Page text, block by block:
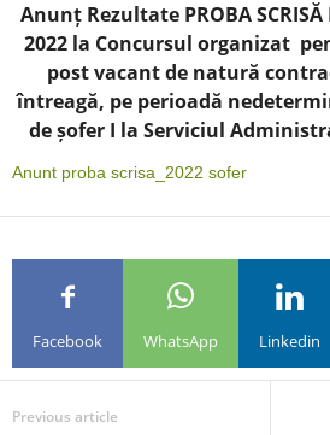
Anunț Rezultate PROBA SCRISĂ
2022 la Concursul organizat
post vacant de natură
întreagă, pe perioadă
de șofer I la Serviciul
Anunt proba scrisa_2022 sofer
Facebook WhatsApp Linkedin
Previous article